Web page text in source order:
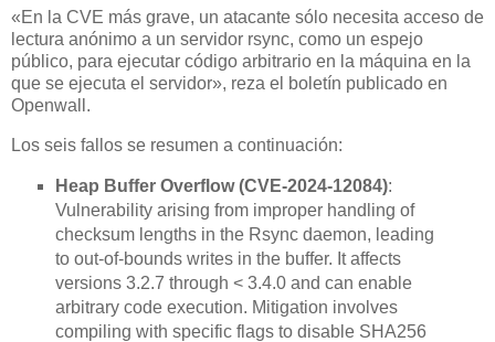
«En la CVE más grave, un atacante sólo necesita acceso de
lectura anónimo a un servidor rsync, como un espejo
público, para ejecutar código arbitrario en la máquina en la
que se ejecuta el servidor», reza el boletín publicado en
Openwall.
Los seis fallos se resumen a continuación:
Heap Buffer Overflow (CVE-2024-12084):
Vulnerability arising from improper handling of
checksum lengths in the Rsync daemon, leading
to out-of-bounds writes in the buffer. It affects
versions 3.2.7 through < 3.4.0 and can enable
arbitrary code execution. Mitigation involves
compiling with specific flags to disable SHA256